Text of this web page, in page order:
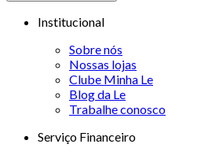
Institucional
Sobre nós
Nossas lojas
Clube Minha Le
Blog da Le
Trabalhe conosco
Serviço Financeiro